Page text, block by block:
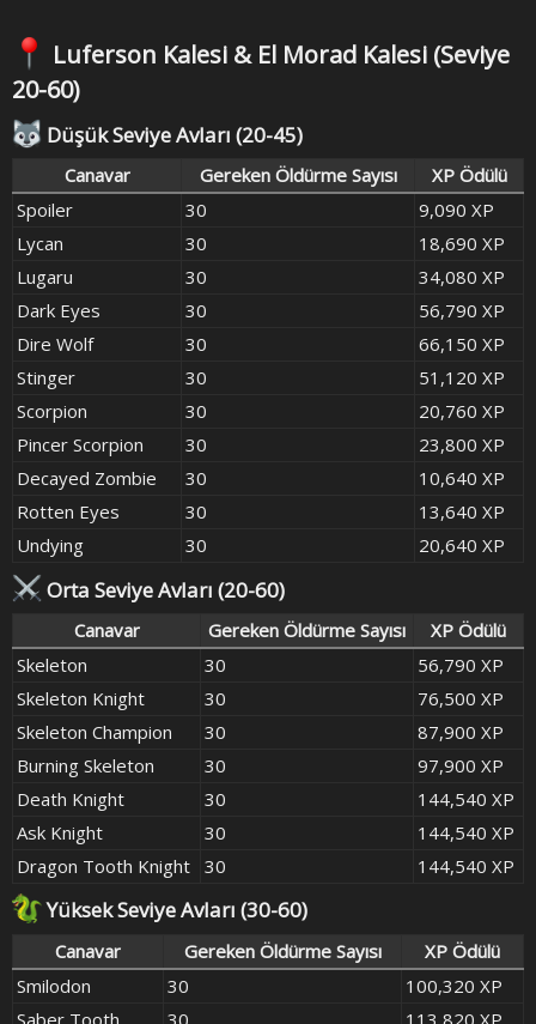
Luferson Kalesi & El Morad Kalesi (Seviye
20-60)​
Düşük Seviye Avları (20-45)
Canavar Gereken Öldürme Sayısı
XP Ödülü
Spoiler
30
9,090 XP
Lycan
30
18,690 XP
Lugaru
30
34,080 XP
Dark Eyes
30
56,790 XP
Dire Wolf
30
66,150 XP
Stinger
30
51,120 XP
Scorpion
30
20,760 XP
Pincer Scorpion
30
23,800 XP
Decayed Zombie
30
10,640 XP
Rotten Eyes
30
13,640 XP
Undying
30 20,640 XP
Orta Seviye Avları (20-60)
Canavar Gereken Öldürme Sayısı
XP Ödülü
Skeleton
30
56,790 XP
Skeleton Knight
30
76,500 XP
Skeleton Champion
30
87,900 XP
Burning Skeleton
30
97,900 XP
Death Knight
30
144,540 XP
Ask Knight
30
144,540 XP
Dragon Tooth Knight 30 144,540 XP
Yüksek Seviye Avları (30-60)
Canavar Gereken Öldürme Sayısı
XP Ödülü
Smilodon
30
100,320 XP
Saber Tooth
30 113,820 XP